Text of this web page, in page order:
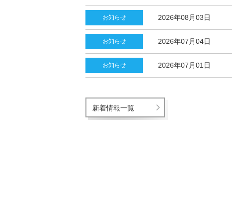
お知らせ 2026年08月03日
お知らせ 2026年07月04日
お知らせ 2026年07月01日
新着情報一覧